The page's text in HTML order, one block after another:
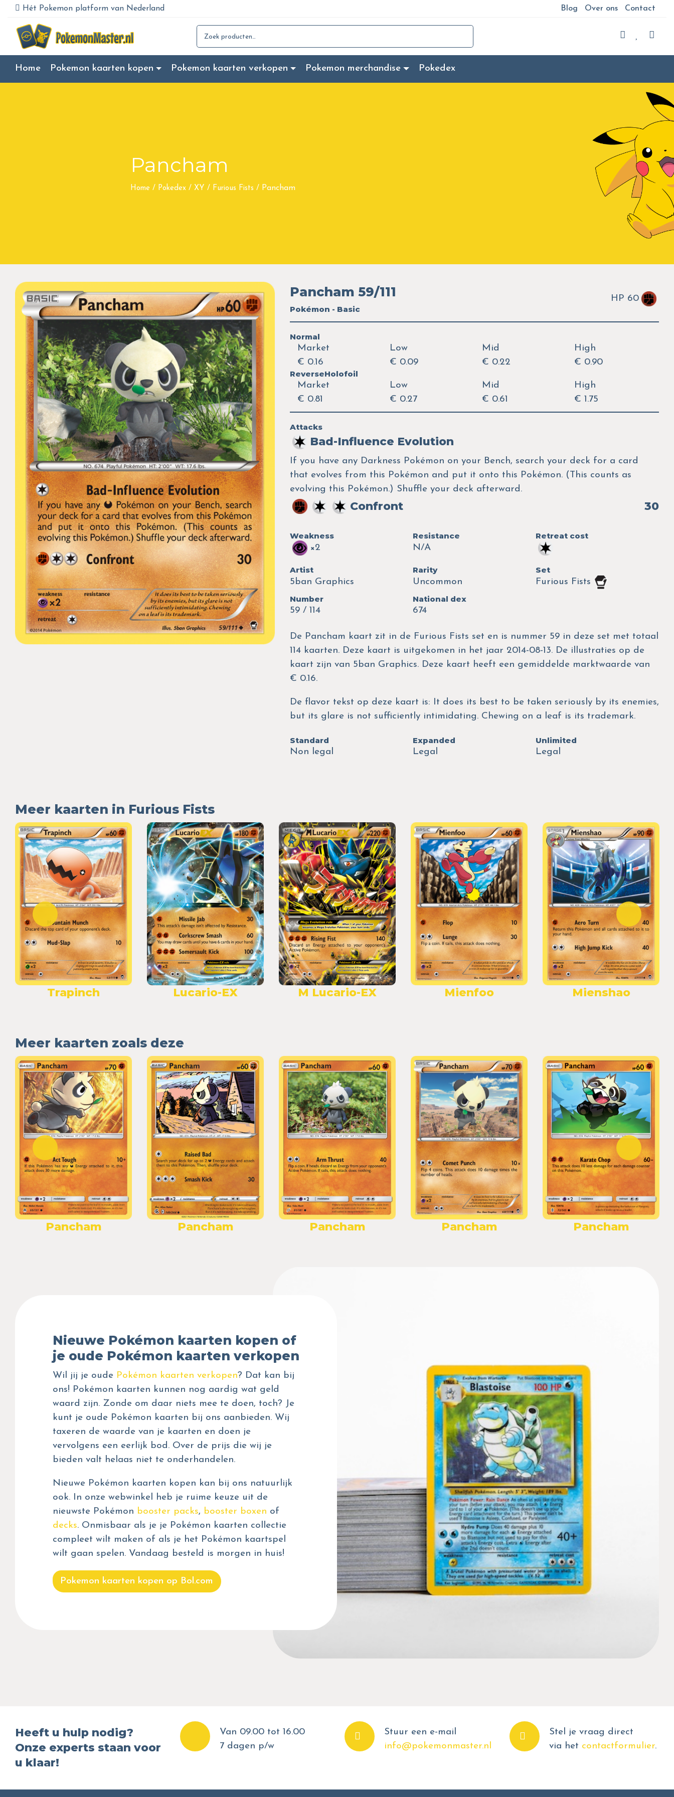
Hét Pokemon platform van Nederland Blog Over ons Contact
Search for:
Home Pokemon kaarten kopen Pokemon kaarten verkopen Pokemon merchandise Pokedex
Pancham
Home / Pokedex / XY / Furious Fists / Pancham
Pancham 59/111
Pokémon - Basic
HP 60
Normal
Market
€ 0.16
Low
€ 0.09
Mid
€ 0.22
High
€ 0.90
ReverseHolofoil
Market
€ 0.81
Low
€ 0.27
Mid
€ 0.61
High
€ 1.75
Attacks
Bad-Influence Evolution
If you have any Darkness Pokémon on your Bench, search your deck for a card
that evolves from this Pokémon and put it onto this Pokémon. (This counts as
evolving this Pokémon.) Shuffle your deck afterward.
Confront 30
Weakness
×2
Resistance
N/A
Retreat cost
Artist
5ban Graphics
Rarity
Uncommon
Set
Furious Fists
Number
59 / 114
National dex
674
De Pancham kaart zit in de Furious Fists set en is nummer 59 in deze set met totaal
114 kaarten. Deze kaart is uitgekomen in het jaar 2014-08-13. De illustraties op de
kaart zijn van 5ban Graphics. Deze kaart heeft een gemiddelde marktwaarde van
€ 0.16.
De flavor tekst op deze kaart is: It does its best to be taken seriously by its enemies,
but its glare is not sufficiently intimidating. Chewing on a leaf is its trademark.
Standard
Non legal
Expanded
Legal
Unlimited
Legal
Meer kaarten in Furious Fists
Trapinch Lucario-EX M Lucario-EX Mienfoo Mienshao
Meer kaarten zoals deze
Pancham Pancham Pancham Pancham Pancham
Nieuwe Pokémon kaarten kopen of
je oude Pokémon kaarten verkopen
Wil jij je oude Pokémon kaarten verkopen? Dat kan bij
ons! Pokémon kaarten kunnen nog aardig wat geld
waard zijn. Zonde om daar niets mee te doen, toch? Je
kunt je oude Pokémon kaarten bij ons aanbieden. Wij
taxeren de waarde van je kaarten en doen je
vervolgens een eerlijk bod. Over de prijs die wij je
bieden valt helaas niet te onderhandelen.
Nieuwe Pokémon kaarten kopen kan bij ons natuurlijk
ook. In onze webwinkel heb je ruime keuze uit de
nieuwste Pokémon booster packs, booster boxen of
decks. Onmisbaar als je je Pokémon kaarten collectie
compleet wilt maken of als je het Pokémon kaartspel
wilt gaan spelen. Vandaag besteld is morgen in huis!
Pokemon kaarten kopen op Bol.com
Heeft u hulp nodig?
Onze experts staan voor
u klaar!
Van 09.00 tot 16.00
7 dagen p/w
Stuur een e-mail
info@pokemonmaster.nl
Stel je vraag direct
via het contactformulier.